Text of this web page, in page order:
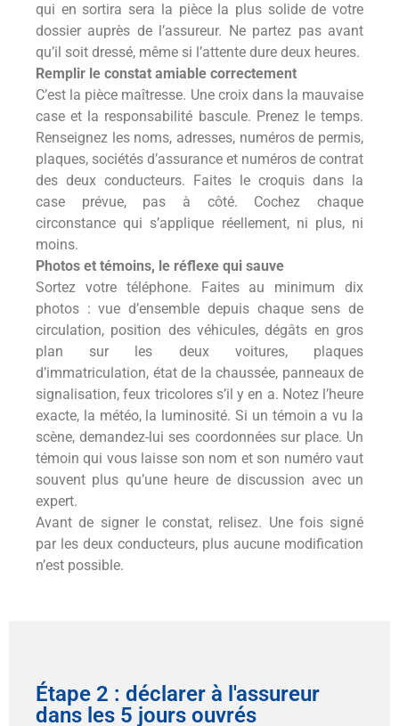
qui en sortira sera la pièce la plus solide de votre
dossier auprès de l’assureur. Ne partez pas avant
qu’il soit dressé, même si l’attente dure deux heures.
Remplir le constat amiable correctement
C’est la pièce maîtresse. Une croix dans la mauvaise
case et la responsabilité bascule. Prenez le temps.
Renseignez les noms, adresses, numéros de permis,
plaques, sociétés d’assurance et numéros de contrat
des deux conducteurs. Faites le croquis dans la
case prévue, pas à côté. Cochez chaque
circonstance qui s’applique réellement, ni plus, ni
moins.
Photos et témoins, le réflexe qui sauve
Sortez votre téléphone. Faites au minimum dix
photos : vue d’ensemble depuis chaque sens de
circulation, position des véhicules, dégâts en gros
plan sur les deux voitures, plaques
d’immatriculation, état de la chaussée, panneaux de
signalisation, feux tricolores s’il y en a. Notez l’heure
exacte, la météo, la luminosité. Si un témoin a vu la
scène, demandez-lui ses coordonnées sur place. Un
témoin qui vous laisse son nom et son numéro vaut
souvent plus qu’une heure de discussion avec un
expert.
Avant de signer le constat, relisez. Une fois signé
par les deux conducteurs, plus aucune modification
n’est possible.
Étape 2 : déclarer à l'assureur
dans les 5 jours ouvrés